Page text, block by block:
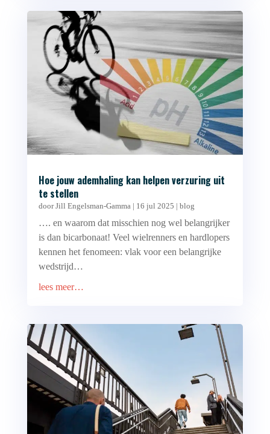
Hoe jouw ademhaling kan helpen verzuring uit
te stellen
doorJill Engelsman-Gamma| 16 jul 2025 | blog
…. en waarom dat misschien nog wel belangrijker
is dan bicarbonaat! Veel wielrenners en hardlopers
kennen het fenomeen: vlak voor een belangrijke
wedstrijd…
lees meer…